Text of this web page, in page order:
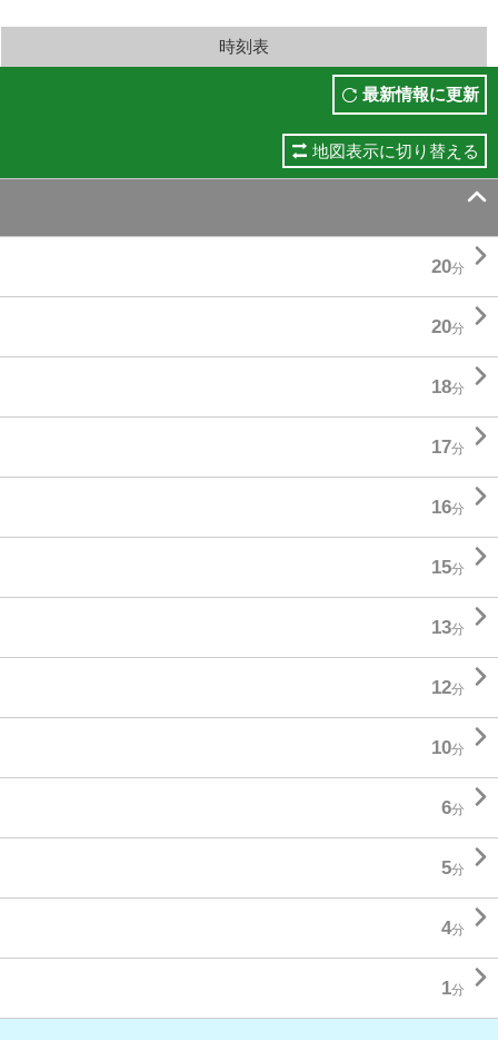
時刻表
最新情報に更新
地図表示に切り替える

20分 
20分 
18分 
17分 
16分 
15分 
13分 
12分 
10分 
6分 
5分 
4分 
1分 